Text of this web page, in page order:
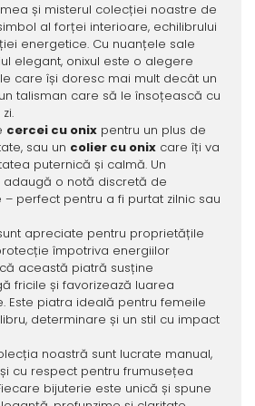
și misterul colecției noastre de
al forței interioare, echilibrului
energetice. Cu nuanțele sale
elegant, onixul este o alegere
care își doresc mai mult decât un
talisman care să le însoțească cu
cercei cu onixpentru un plus de
sau un colier cu onixcare îți va
puternică și calmă. Un
adaugă o notă discretă de
perfect pentru a fi purtat zilnic sau
apreciate pentru proprietățile
împotriva energiilor
această piatră susține
fricile și favorizează luarea
Este piatra ideală pentru femeile
determinare și un stil cu impact
noastră sunt lucrate manual,
cu respect pentru frumusețea
bijuterie este unică și spune